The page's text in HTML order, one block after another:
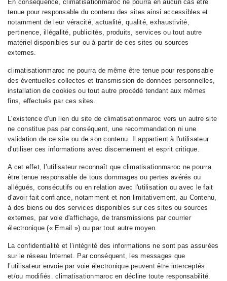
En conséquence, climatisationmaroc ne pourra en aucun cas être
tenue pour responsable du contenu des sites ainsi accessibles et
notamment de leur véracité, actualité, qualité, exhaustivité,
pertinence, illégalité, publicités, produits, services ou tout autre
matériel disponibles sur ou à partir de ces sites ou sources
externes.
climatisationmaroc ne pourra de même être tenue pour responsable
des éventuelles collectes et transmission de données personnelles,
installation de cookies ou tout autre procédé tendant aux mêmes
fins, effectués par ces sites.
L'existence d'un lien du site de climatisationmaroc vers un autre site
ne constitue pas par conséquent, une recommandation ni une
validation de ce site ou de son contenu. Il appartient à l'utilisateur
d'utiliser ces informations avec discernement et esprit critique.
A cet effet, l’utilisateur reconnaît que climatisationmaroc ne pourra
être tenue responsable de tous dommages ou pertes avérés ou
allégués, consécutifs ou en relation avec l'utilisation ou avec le fait
d'avoir fait confiance, notamment et non limitativement, au Contenu,
à des biens ou des services disponibles sur ces sites ou sources
externes, par voie d'affichage, de transmissions par courrier
électronique (« Email ») ou par tout autre moyen.
La confidentialité et l’intégrité des informations ne sont pas assurées
sur le réseau Internet. Par conséquent, les messages que
l’utilisateur envoie par voie électronique peuvent être interceptés
et/ou modifiés. climatisationmaroc en décline toute responsabilité.